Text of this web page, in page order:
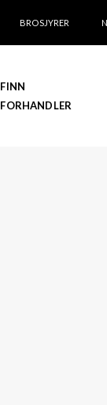
BROSJYRER
FINN
FORHANDLER